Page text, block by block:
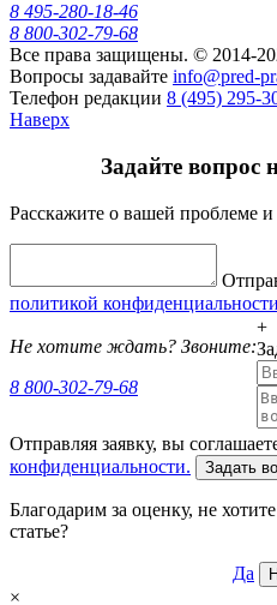
8 495-280-18-46
8 800-302-79-68
Все права защищены. © 2014-
Вопросы задавайте info@pred-
Телефон редакции 8 (495) 295-
Наверх
Задайте вопрос
Расскажите о вашей проблеме
политикой
Не хотите ждать? Звоните:
8 800-302-79-68
+
Отправляя заявку, вы
конфиденциальности.
Задать
Благодарим за оценку, не
статье?
Да
×